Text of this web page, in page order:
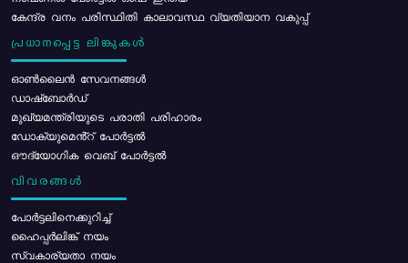
കേന്ദ്ര വനം പരിസ്ഥിതി കാലാവസ്ഥ വ്യതിയാന വകുപ്പ്
പ്രധാനപ്പെട്ട ലിങ്കുകൾ
ഓൺലൈൻ സേവനങ്ങൾ
ഡാഷ്ബോർഡ്
മുഖ്യമന്ത്രിയുടെ പരാതി പരിഹാരം
ഡോക്യുമെൻ്റ് പോർട്ടൽ
ഔദ്യോഗിക വെബ് പോർട്ടൽ
വിവരങ്ങൾ
പോര്‍ട്ടലിനെക്കുറിച്ച്
ഹൈപ്പർലിങ്ക് നയം
സ്വകാര്യതാ നയം